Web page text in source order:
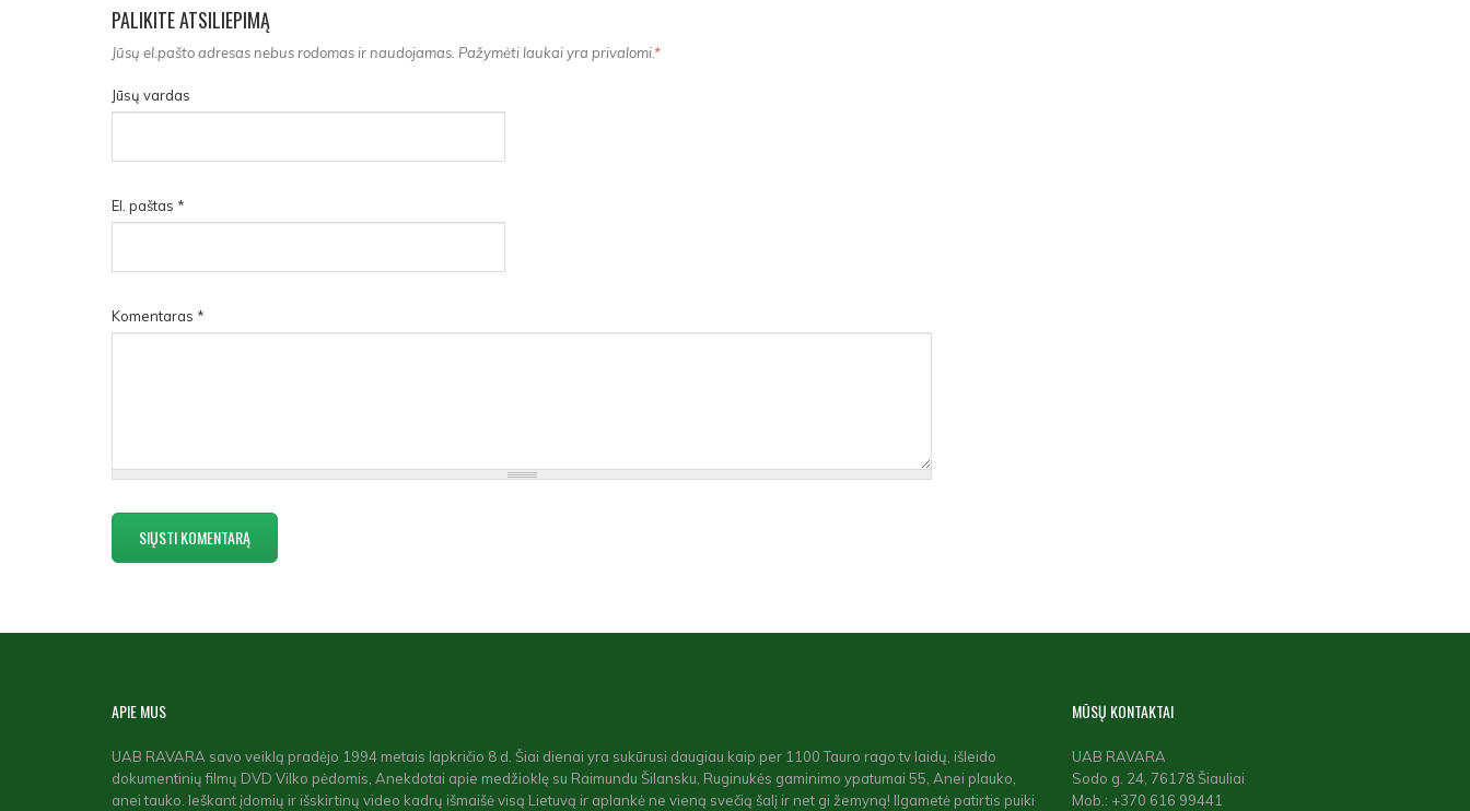
PALIKITE ATSILIEPIMĄ
Jūsų el.pašto adresas nebus rodomas ir naudojamas. Pažymėti laukai yra privalomi.*
Jūsų vardas
El. paštas *
Komentaras *
APIEMUS
UAB RAVARA savo veiklą pradėjo 1994 metais lapkričio 8 d. Šiai dienai yra sukūrusi daugiau kaip per 1100 Tauro rago tv laidų, išleido
dokumentinių filmų DVD Vilko pėdomis, Anekdotai apie medžioklę su Raimundu Šilansku, Ruginukės gaminimo ypatumai 55, Anei plauko,
anei tauko. Ieškant įdomių ir išskirtinų video kadrų išmaišė visą Lietuvą ir aplankė ne vieną svečią šalį ir net gi žemyną! Ilgametė patirtis puiki
MŪSŲ KONTAKTAI
UAB RAVARA
Sodo g. 24, 76178 Šiauliai
Mob.: +370 616 99441